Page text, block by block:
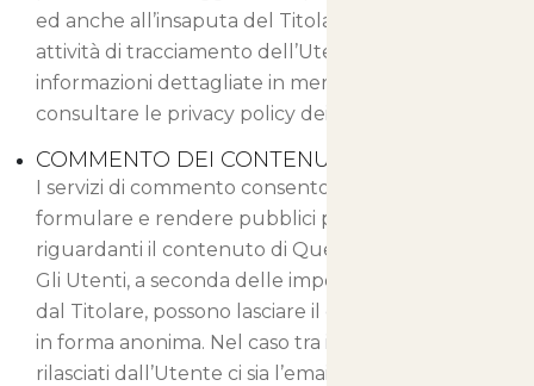
ed anche all’insaputa del Titolare – compiere
attività di tracciamento dell’Utente. Per
informazioni dettagliate in merito, si consiglia di
consultare le privacy policy dei servizi elencati.
COMMENTO DEI CONTENUTI
I servizi di commento consentono agli Utenti di
formulare e rendere pubblici propri commenti
riguardanti il contenuto di Questo Sito Web.
Gli Utenti, a seconda delle impostazioni decise
dal Titolare, possono lasciare il commento anche
in forma anonima. Nel caso tra i Dati Personali
rilasciati dall’Utente ci sia l’email, questa